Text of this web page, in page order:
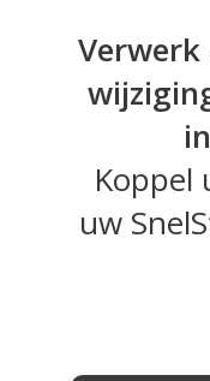
Verwerk
Koppel
uw